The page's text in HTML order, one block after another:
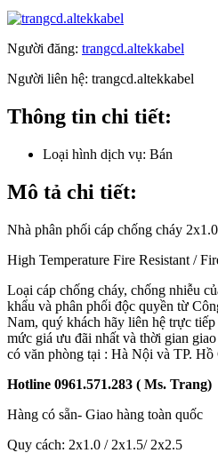
Người đăng: trangcd.altekkabel
Người liên hệ: trangcd.altekkabel
Thông tin chi tiết:
Loại hình dịch vụ: Bán
Mô tả chi tiết:
Nhà phân phối cáp chống cháy
High Temperature Fire Resistant /
Loại cáp chống cháy, chống nhiễu
khẩu và phân phối độc quyền từ
Nam, quý khách hãy liên hệ trực
mức giá ưu đãi nhất và thời gian
có văn phòng tại : Hà Nội và TP.
Hotline 0961.571.283 ( Ms. Trang)
Hàng có sẵn- Giao hàng toàn quốc
Quy cách: 2x1.0 / 2x1.5/ 2x2.5